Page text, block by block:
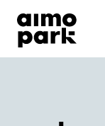
Hitta
Samarbete